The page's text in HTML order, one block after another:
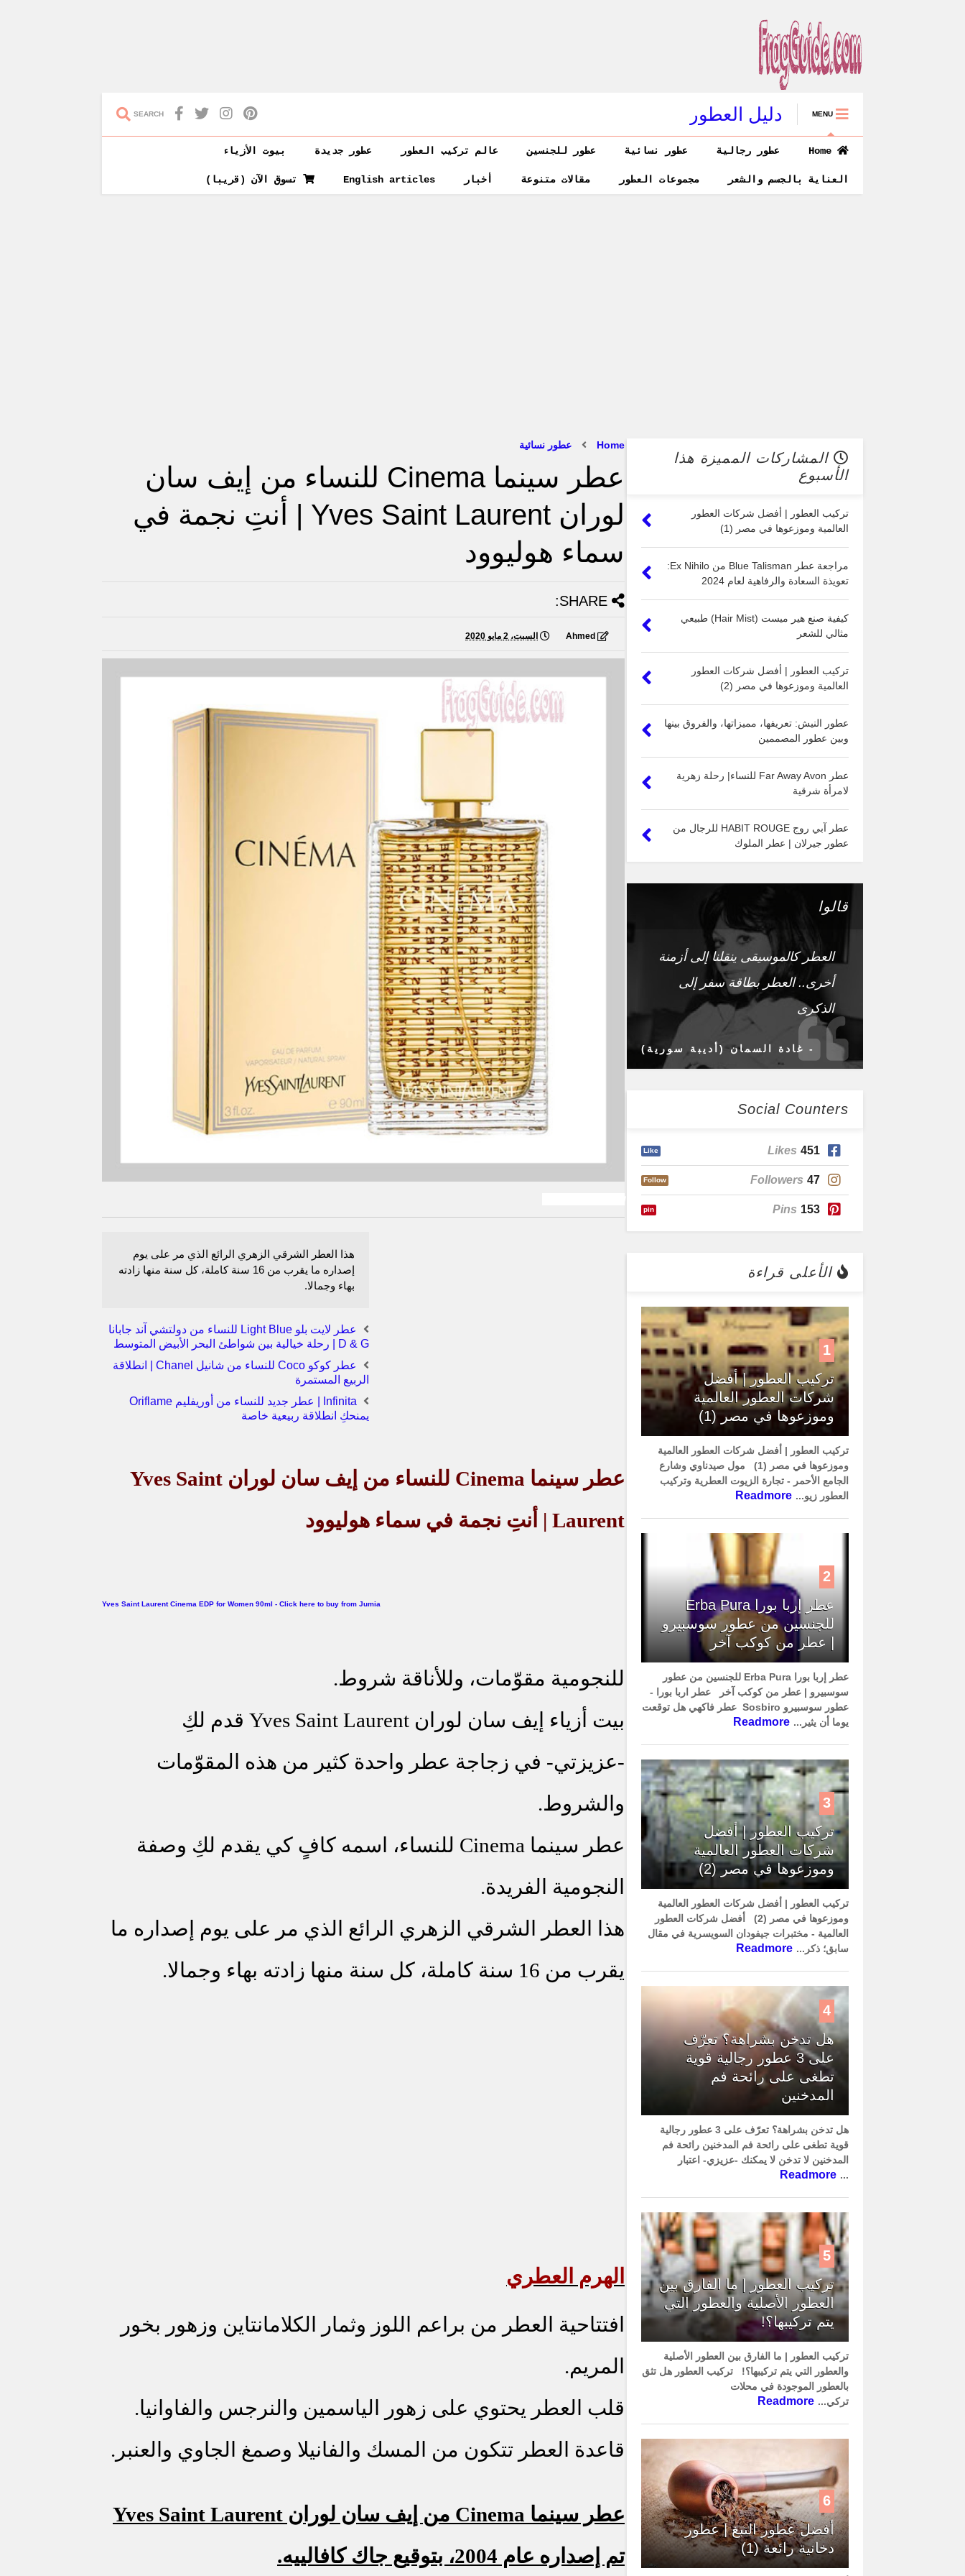
MENU دليل العطور SEARCH
عطور رجالية عطور نسائية عطور للجنسين عالم تركيب العطور عطور جديدة بيوت الأزياء
العناية بالجسم والشعر مجموعات العطور مقالات متنوعة أخبار English articles تسوق الآن (قريبا)
Home عطور نسائية
عطر سينما Cinema للنساء من إيف سان
لوران Yves Saint Laurent | أنتِ نجمة في
سماء هوليوود
SHARE:
Ahmed السبت، 2 مايو 2020
هذا العطر الشرقي الزهري الرائع الذي مر على يوم
إصداره ما يقرب من 16 سنة كاملة، كل سنة منها زادته
بهاء وجمالا.
عطر لايت بلو Light Blue للنساء من دولتشي آند جابانا
D & G | رحلة خيالية بين شواطئ البحر الأبيض المتوسط
عطر كوكو Coco للنساء من شانيل Chanel | انطلاقة
الربيع المستمرة
Infinita | عطر جديد للنساء من أوريفليم Oriflame
يمنحكِ انطلاقة ربيعية خاصة
عطر سينما Cinema للنساء من إيف سان لوران Yves Saint
Laurent | أنتِ نجمة في سماء هوليوود
Yves Saint Laurent Cinema EDP for Women 90ml - Click here to buy from Jumia
للنجومية مقوّمات، وللأناقة شروط.
بيت أزياء إيف سان لوران Yves Saint Laurent قدم لكِ
-عزيزتي- في زجاجة عطر واحدة كثير من هذه المقوّمات
والشروط.
عطر سينما Cinema للنساء، اسمه كافٍ كي يقدم لكِ وصفة
النجومية الفريدة.
هذا العطر الشرقي الزهري الرائع الذي مر على يوم إصداره ما
يقرب من 16 سنة كاملة، كل سنة منها زادته بهاء وجمالا.
الهرم العطري
افتتاحية العطر من براعم اللوز وثمار الكلامانتاين وزهور بخور
المريم.
قلب العطر يحتوي على زهور الياسمين والنرجس والفاوانيا.
قاعدة العطر تتكون من المسك والفانيلا وصمغ الجاوي والعنبر.
عطر سينما Cinema من إيف سان لوران Yves Saint Laurent
تم إصداره عام 2004، بتوقيع جاك كافالييه.
المشاركات المميزة هذا
الأسبوع
تركيب العطور | أفضل شركات العطور
العالمية وموزعوها في مصر (1)
مراجعة عطر Blue Talisman من Ex Nihilo:
تعويذة السعادة والرفاهية لعام 2024
كيفية صنع هير ميست (Hair Mist) طبيعي
مثالي للشعر
تركيب العطور | أفضل شركات العطور
العالمية وموزعوها في مصر (2)
عطور النيش: تعريفها، مميزاتها، والفروق بينها
وبين عطور المصممين
عطر Far Away Avon للنساء| رحلة زهرية
لامرأة شرقية
عطر آبي روج HABIT ROUGE للرجال من
عطور جيرلان | عطر الملوك
قالوا
العطر كالموسيقى ينقلنا إلى أزمنة
أخرى.. العطر بطاقة سفر إلى
الذكرى
- غادة السمان (أديبة سورية)
Social Counters
451
Likes
Like
47
Followers
Follow
153
Pins
pin
الأعلى قراءة
1
تركيب العطور | أفضل
شركات العطور العالمية
وموزعوها في مصر (1)
تركيب العطور | أفضل شركات العطور العالمية
وموزعوها في مصر (1) مول صيدناوي وشارع
الجامع الأحمر - تجارة الزيوت العطرية وتركيب
العطور زيو... Readmore
2
عطر إربا بورا Erba Pura
للجنسين من عطور سوسبيرو
| عطر من كوكب آخر
عطر إربا بورا Erba Pura للجنسين من عطور
سوسبيرو | عطر من كوكب آخر عطر اربا بورا -
عطور سوسبيرو Sosbiro عطر فاكهي هل توقعت
يوما أن يثير... Readmore
3
تركيب العطور | أفضل
شركات العطور العالمية
وموزعوها في مصر (2)
تركيب العطور | أفضل شركات العطور العالمية
وموزعوها في مصر (2) أفضل شركات العطور
العالمية - مختبرات جيفودان السويسرية في مقال
سابق؛ ذكر... Readmore
4
هل تدخن بشراهة؟ تعرّف
على 3 عطور رجالية قوية
تطغى على رائحة فم
المدخنين
هل تدخن بشراهة؟ تعرّف على 3 عطور رجالية
قوية تطغى على رائحة فم المدخنين رائحة فم
المدخنين لا تدخن لا يمكنك -عزيزي- اعتبار
...
Readmore
5
تركيب العطور | ما الفارق بين
العطور الأصلية والعطور التي
يتم تركيبها؟!
تركيب العطور | ما الفارق بين العطور الأصلية
والعطور التي يتم تركيبها؟! تركيب العطور هل تثق
بالعطور الموجودة في محلات
تركي... Readmore
6
أفضل عطور التبغ | عطور
دخانية رائعة (1)